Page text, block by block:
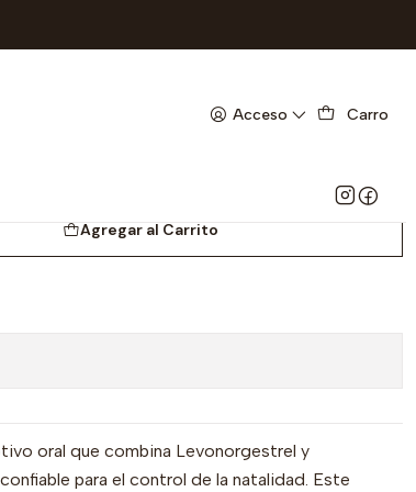
Acceso Carro
A
LEVONOGESTREL+
FAES- UBI 18-C-
Agregar al Carrito
oral que combina Levonorgestrel y
para el control de la natalidad. Este